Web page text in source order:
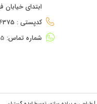
ابتدای
کدپستی : 1314744375
شماره تماس: